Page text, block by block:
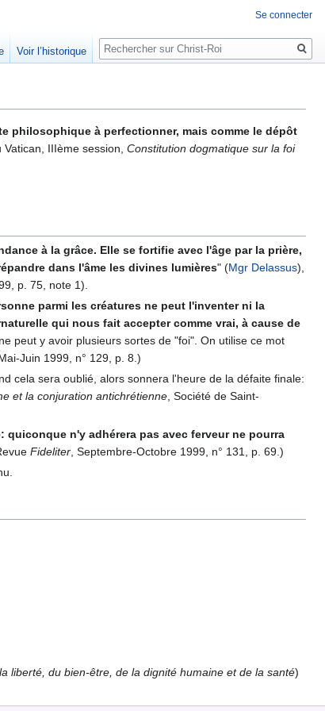
philosophique à perfectionner, mais comme le dépôt
Vatican, IIIème session, Constitution dogmatique sur la foi
à la grâce. Elle se fortifie avec l'âge par la prière,
dans l'âme les divines lumières" (Mgr Delassus),
p. 75, note 1).
parmi les créatures ne peut l'inventer ni la
qui nous fait accepter comme vrai, à cause de
ne peut y avoir plusieurs sortes de "foi". On utilise ce mot
Mai-Juin 1999, n° 129, p. 8.)
cela sera oublié, alors sonnera l'heure de la défaite finale:
et la conjuration antichrétienne , Société de Saint-
n'y adhérera pas avec ferveur ne pourra
Fideliter, Septembre-Octobre 1999, n° 131, p. 69.)
liberté, du bien-être, de la dignité humaine et de la santé)
Se connecter
Voir l’historique
Rechercher